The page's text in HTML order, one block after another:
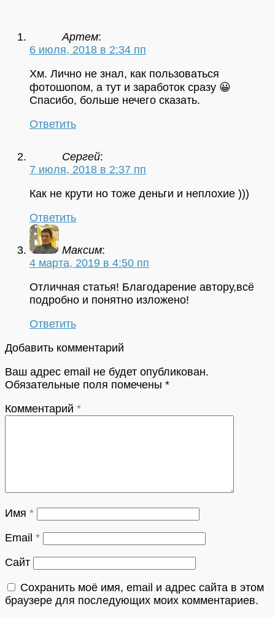
Артем:
6 июля, 2018 в 2:34 пп
Хм. Лично не знал, как пользоваться
фотошопом, а тут и заработок сразу 😀
Спасибо, больше нечего сказать.
Ответить
Сергей:
7 июля, 2018 в 2:37 пп
Как не крути но тоже деньги и неплохие )))
Ответить
Максим:
4 марта, 2019 в 4:50 пп
Отличная статья! Благодарение автору,всё
подробно и понятно изложено!
Ответить
Добавить комментарий
Ваш адрес email не будет опубликован.
Обязательные поля помечены *
Комментарий *
Имя *
Email *
Сайт
Сохранить моё имя, email и адрес сайта в этом
браузере для последующих моих комментариев.